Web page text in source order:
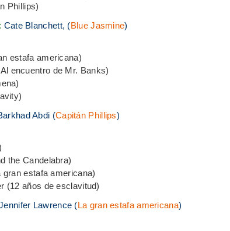
Phillips)
Cate Blanchett, (Blue Jasmine)
estafa americana)
encuentro de Mr. Banks)
Abdi (Capitán Phillips)
the Candelabra)
gran estafa americana)
(12 años de esclavitud)
Lawrence (La gran estafa americana)